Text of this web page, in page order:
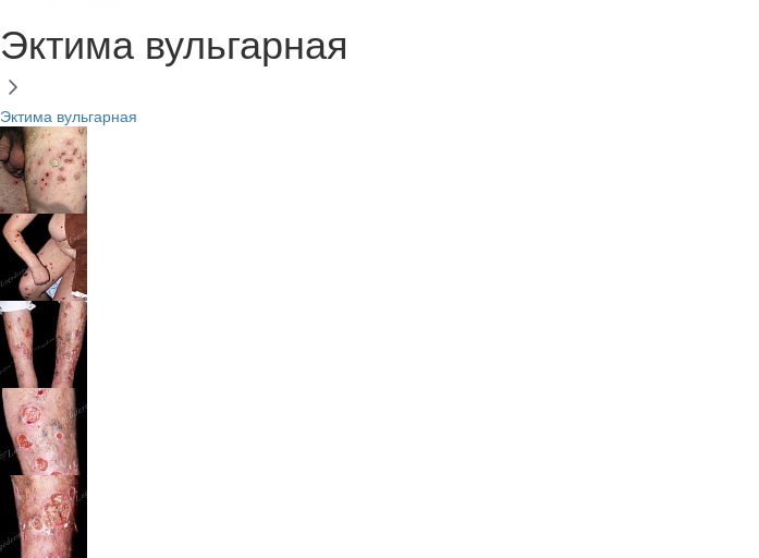
Эктима вульгарная
Эктима вульгарная